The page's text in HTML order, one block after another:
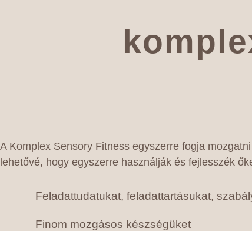
A Komplex Sensory Fitness egyszerre fogja
lehetővé, hogy egyszerre használják és fejlesszék
Feladattudatukat, feladattartásukat,
Finom mozgásos készségüket